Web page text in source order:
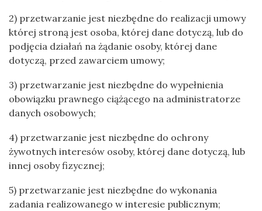
2) przetwarzanie jest niezbędne do realizacji umowy
której stroną jest osoba, której dane dotyczą, lub do
podjęcia działań na żądanie osoby, której dane
dotyczą, przed zawarciem umowy;
3) przetwarzanie jest niezbędne do wypełnienia
obowiązku prawnego ciążącego na administratorze
danych osobowych;
4) przetwarzanie jest niezbędne do ochrony
żywotnych interesów osoby, której dane dotyczą, lub
innej osoby fizycznej;
5) przetwarzanie jest niezbędne do wykonania
zadania realizowanego w interesie publicznym;